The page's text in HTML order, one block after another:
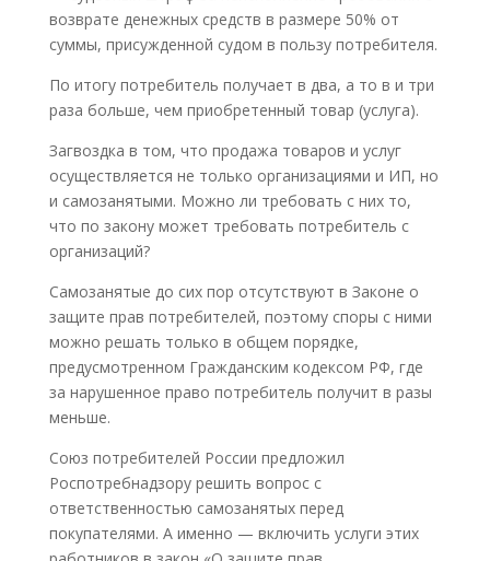
возврате денежных средств в размере 50% от
суммы, присужденной судом в пользу потребителя.
По итогу потребитель получает в два, а то в и три
раза больше, чем приобретенный товар (услуга).
Загвоздка в том, что продажа товаров и услуг
осуществляется не только организациями и ИП, но
и самозанятыми. Можно ли требовать с них то,
что по закону может требовать потребитель с
организаций?
Самозанятые до сих пор отсутствуют в Законе о
защите прав потребителей, поэтому споры с ними
можно решать только в общем порядке,
предусмотренном Гражданским кодексом РФ, где
за нарушенное право потребитель получит в разы
меньше.
Союз потребителей России предложил
Роспотребнадзору решить вопрос с
ответственностью самозанятых перед
покупателями. А именно — включить услуги этих